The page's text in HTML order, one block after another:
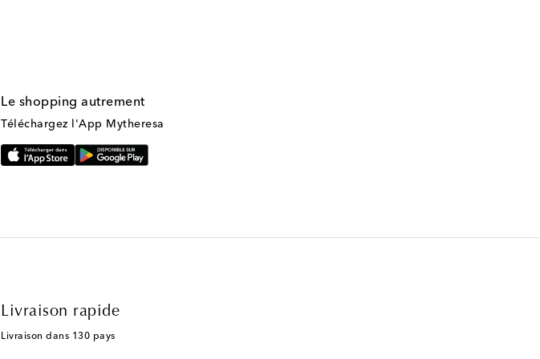
Le shopping autrement
Téléchargez l'App Mytheresa
Livraison rapide
Livraison dans 130 pays